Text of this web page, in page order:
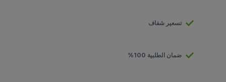
تسعير شفاف
ضمان الطلبية 100%